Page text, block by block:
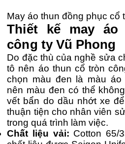
May áo thun đồng phục cổ
Thiết kế may áo
công ty Vũ Phong
Do đặc thù của nghề sửa
tô nên áo thun cổ tròn
chọn màu đen là màu áo
nên màu đen có thể
vết bẩn do dầu nhớt xe
thuận tiện cho nhân viên
trong quá trình làm việc.
Chất liệu vải: Cotton 65/